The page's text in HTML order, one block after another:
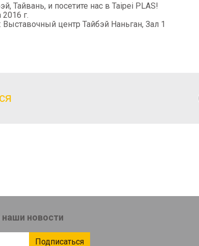
Тайвань, и посетите нас в Taipei PLAS!
2016 г.
центр Тайбэй Наньган, Зал 1
новости
Подписаться